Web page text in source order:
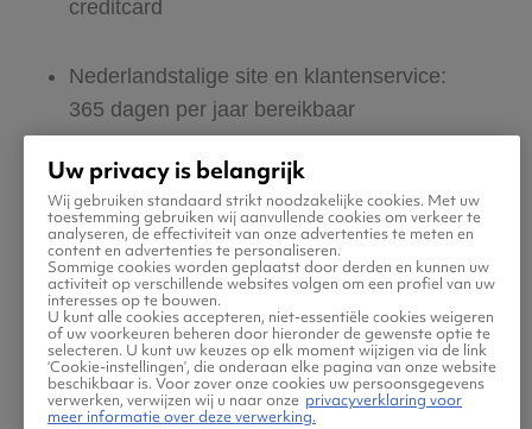
creditcard
Nederlandstalige site en klantenservice:
365 dagen per jaar bereikbaar
Zeker van veilig boeken en betalen
Boek ook direct een hotel of huurauto via
Vliegtickets.be
Gratis tips, reisadvies en speciale
aanbiedingen voor vliegtickets naar Sabiha
Gokcen
Uw privacy is belangrijk
Wij gebruiken standaard strikt noodzakelijke cookies. Met uw
toestemming gebruiken wij aanvullende cookies om verkeer te
analyseren, de effectiviteit van onze advertenties te meten en
content en advertenties te personaliseren.
Sommige cookies worden geplaatst door derden en kunnen uw
activiteit op verschillende websites volgen om een profiel van uw
interesses op te bouwen.
U kunt alle cookies accepteren, niet-essentiële cookies weigeren
of uw voorkeuren beheren door hieronder de gewenste optie te
selecteren. U kunt uw keuzes op elk moment wijzigen via de link
‘Cookie-instellingen’, die onderaan elke pagina van onze website
beschikbaar is. Voor zover onze cookies uw persoonsgegevens
verwerken, verwijzen wij u naar onze privacyverklaring voor
meer informatie over deze verwerking.